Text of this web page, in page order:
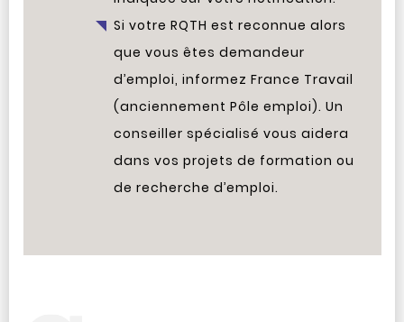
Si votre RQTH est reconnue alors
que vous êtes demandeur
d’emploi, informez France Travail
(anciennement Pôle emploi). Un
conseiller spécialisé vous aidera
dans vos projets de formation ou
de recherche d’emploi.